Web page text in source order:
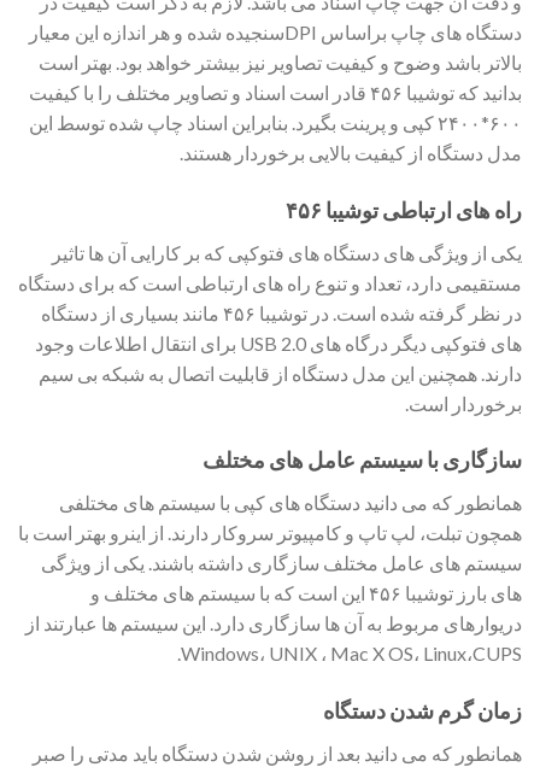
دستگاه های چاپ براساس DPIسنجیده شده و هر اندازه این معیار
بالاتر باشد وضوح و کیفیت تصاویر نیز بیشتر خواهد بود. بهتر است
بدانید که توشیبا ۴۵۶ قادر است اسناد و تصاویر مختلف را با کیفیت
۶۰۰*۲۴۰۰ کپی و پرینت بگیرد. بنابراین اسناد چاپ شده توسط این
مدل دستگاه از کیفیت بالایی برخوردار هستند.
راه های ارتباطی توشیبا ۴۵۶
یکی از ویژگی های دستگاه های فتوکپی که بر کارایی آن ها تاثیر
مستقیمی دارد، تعداد و تنوع راه های ارتباطی است که برای دستگاه
در نظر گرفته شده است. در توشیبا ۴۵۶ مانند بسیاری از دستگاه
های فتوکپی دیگر درگاه های USB 2.0 برای انتقال اطلاعات وجود
دارند. همچنین این مدل دستگاه از قابلیت اتصال به شبکه بی سیم
برخوردار است.
سازگاری با سیستم عامل های مختلف
همانطور که می دانید دستگاه های کپی با سیستم های مختلفی
همچون تبلت، لپ تاپ و کامپیوتر سروکار دارند. از اینرو بهتر است با
سیستم های عامل مختلف سازگاری داشته باشند. یکی از ویژگی
های بارز توشیبا ۴۵۶ این است که با سیستم های مختلف و
دریوارهای مربوط به آن ها سازگاری دارد. این سیستم ها عبارتند از
Windows، UNIX ، Mac X OS، Linux،CUPS.
زمان گرم شدن دستگاه
همانطور که می دانید بعد از روشن شدن دستگاه باید مدتی را صبر